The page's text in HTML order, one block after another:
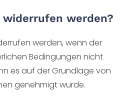
widerrufen werden?
werden, wenn der
Bedingungen nicht
es auf der Grundlage von
genehmigt wurde.